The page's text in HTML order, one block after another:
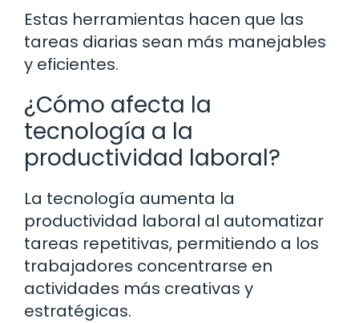
Estas herramientas hacen que las
tareas diarias sean más manejables
y eficientes.
¿Cómo afecta la
tecnología a la
productividad laboral?
La tecnología aumenta la
productividad laboral al automatizar
tareas repetitivas, permitiendo a los
trabajadores concentrarse en
actividades más creativas y
estratégicas.